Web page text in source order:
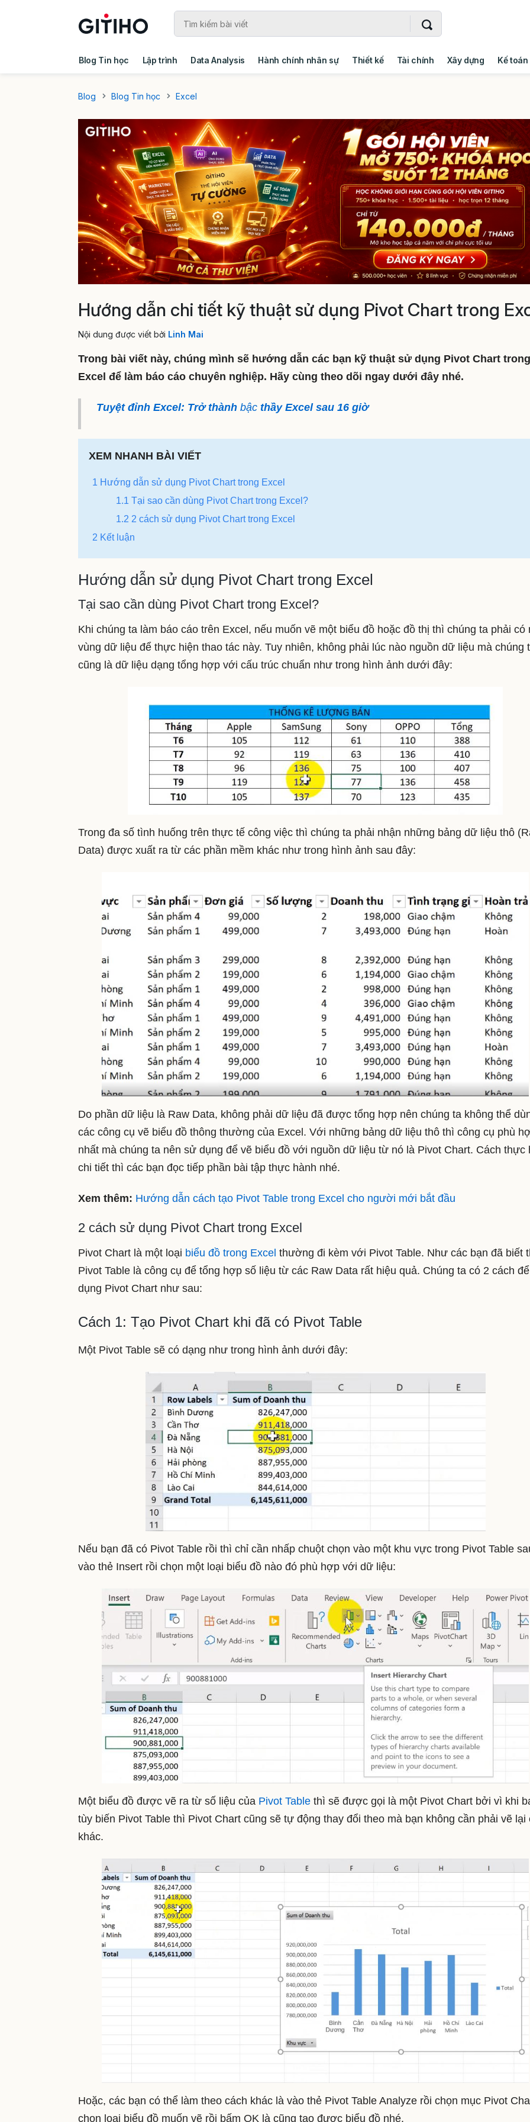
Blog Tin học Lập trình Data Analysis Hành chính nhân sự Thiết kế Tài chính Xây dựng Kế toán
Blog
Blog Tin học Excel
Hướng dẫn chi tiết kỹ thuật sử dụng Pivot Chart trong
Nội dung được viết bởi Linh Mai
Trong bài viết này, chúng mình sẽ hướng dẫn các bạn kỹ thuật sử dụng Pivot Chart trong
Excel để làm báo cáo chuyên nghiệp. Hãy cùng theo dõi ngay dưới đây nhé.
Tuyệt đỉnh Excel: Trở thành bậcthầy Excel sau 16 giờ
XEM NHANH BÀI VIẾT
1 Hướng dẫn sử dụng Pivot Chart trong Excel
1.1 Tại sao cần dùng Pivot Chart trong Excel?
1.2 2 cách sử dụng Pivot Chart trong Excel
2 Kết luận
Hướng dẫn sử dụng Pivot Chart trong Excel
Tại sao cần dùng Pivot Chart trong Excel?
Khi chúng ta làm báo cáo trên Excel, nếu muốn vẽ một biểu đồ hoặc đồ thị thì chúng ta phải có
vùng dữ liệu để thực hiện thao tác này. Tuy nhiên, không phải lúc nào nguồn dữ liệu mà chúng
cũng là dữ liệu dạng tổng hợp với cấu trúc chuẩn như trong hình ảnh dưới đây:
Trong đa số tình huống trên thực tế công việc thì chúng ta phải nhận những bảng dữ liệu thô
Data) được xuất ra từ các phần mềm khác như trong hình ảnh sau đây:
Do phần dữ liệu là Raw Data, không phải dữ liệu đã được tổng hợp nên chúng ta không thể
các công cụ vẽ biểu đồ thông thường của Excel. Với những bảng dữ liệu thô thì công cụ phù
nhất mà chúng ta nên sử dụng để vẽ biểu đồ với nguồn dữ liệu từ nó là Pivot Chart. Cách thực
chi tiết thì các bạn đọc tiếp phần bài tập thực hành nhé.
Xem thêm: Hướng dẫn cách tạo Pivot Table trong Excel cho người mới bắt đầu
2 cách sử dụng Pivot Chart trong Excel
Pivot Chart là một loại biểu đồ trong Excel thường đi kèm với Pivot Table. Như các bạn đã biết
Pivot Table là công cụ để tổng hợp số liệu từ các Raw Data rất hiệu quả. Chúng ta có 2 cách
dụng Pivot Chart như sau:
Cách 1: Tạo Pivot Chart khi đã có Pivot Table
Một Pivot Table sẽ có dạng như trong hình ảnh dưới đây:
Nếu bạn đã có Pivot Table rồi thì chỉ cần nhấp chuột chọn vào một khu vực trong Pivot Table
vào thẻ Insert rồi chọn một loại biểu đồ nào đó phù hợp với dữ liệu:
Một biểu đồ được vẽ ra từ số liệu của Pivot Table thì sẽ được gọi là một Pivot Chart bởi vì khi
tùy biến Pivot Table thì Pivot Chart cũng sẽ tự động thay đổi theo mà bạn không cần phải vẽ lại
khác.
Hoặc, các bạn có thể làm theo cách khác là vào thẻ Pivot Table Analyze rồi chọn mục Pivot
chọn loại biểu đồ muốn vẽ rồi bấm OK là cũng tạo được biểu đồ nhé.